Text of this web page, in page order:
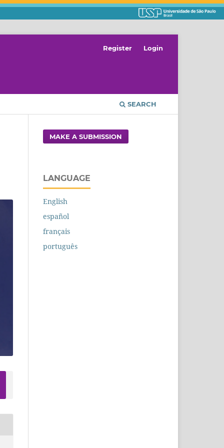
SEARCH
Register Login
MAKE A SUBMISSION
LANGUAGE
English
español
français
português